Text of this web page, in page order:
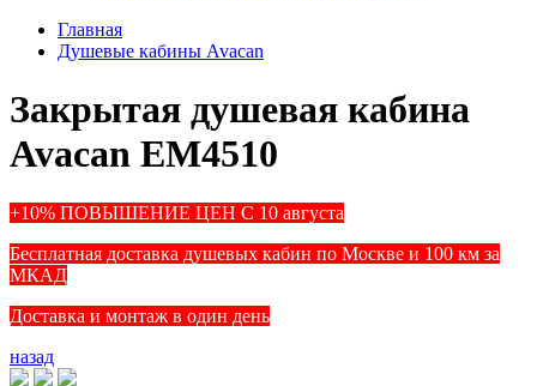
Главная
Душевые кабины Avacan
Закрытая душевая кабина
Avacan EM4510
+10% ПОВЫШЕНИЕ ЦЕН С 10 августа
Бесплатная доставка душевых кабин по Москве и 100 км за
МКАД
Доставка и монтаж в один день
назад